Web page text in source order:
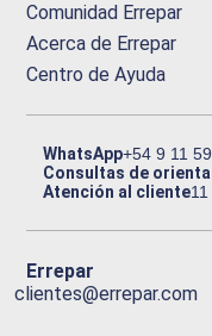
Comunidad Errepar
Acerca de Errepar
Centro de Ayuda
WhatsApp+54 9 11
Consultas de
Atención al cliente
Errepar
clientes@errepar.com